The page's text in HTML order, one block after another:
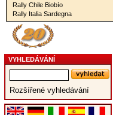
Rally Chile Biobío
Rally Italia Sardegna
VYHLEDÁVÁNÍ
Rozšířené vyhledávání